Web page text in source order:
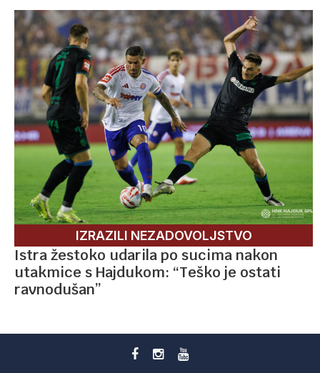
IZRAZILI NEZADOVOLJSTVO
Istra žestoko udarila po sucima nakon
utakmice s Hajdukom: “Teško je ostati
ravnodušan”